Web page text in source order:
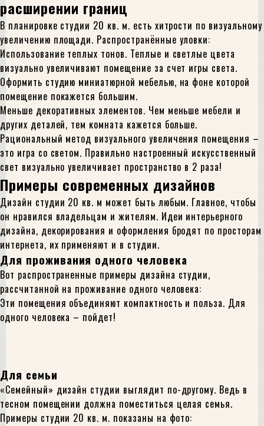
расширении границ
В планировке студии 20 кв. м. есть хитрости по визуальному
увеличению площади. Распространённые уловки:
Использование теплых тонов. Теплые и светлые цвета
визуально увеличивают помещение за счет игры света.
Оформить студию миниатюрной мебелью, на фоне которой
помещение покажется большим.
Меньше декоративных элементов. Чем меньше мебели и
других деталей, тем комната кажется больше.
Рациональный метод визуального увеличения помещения –
это игра со светом. Правильно настроенный искусственный
свет визуально увеличивает пространство в 2 раза!
Примеры современных дизайнов
Дизайн студии 20 кв. м может быть любым. Главное, чтобы
он нравился владельцам и жителям. Идеи интерьерного
дизайна, декорирования и оформления бродят по просторам
интернета, их применяют и в студии.
Для проживания одного человека
Вот распространенные примеры дизайна студии,
рассчитанной на проживание одного человека:
Эти помещения объединяют компактность и польза. Для
одного человека – пойдет!
Для семьи
«Семейный» дизайн студии выглядит по-другому. Ведь в
тесном помещении должна поместиться целая семья.
Примеры студии 20 кв. м. показаны на фото: